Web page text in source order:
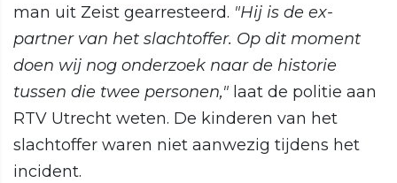
man uit Zeist gearresteerd. "Hij is de ex-
partner van het slachtoffer. Op dit moment
doen wij nog onderzoek naar de historie
tussen die twee personen," laat de politie aan
RTV Utrecht weten. De kinderen van het
slachtoffer waren niet aanwezig tijdens het
incident.